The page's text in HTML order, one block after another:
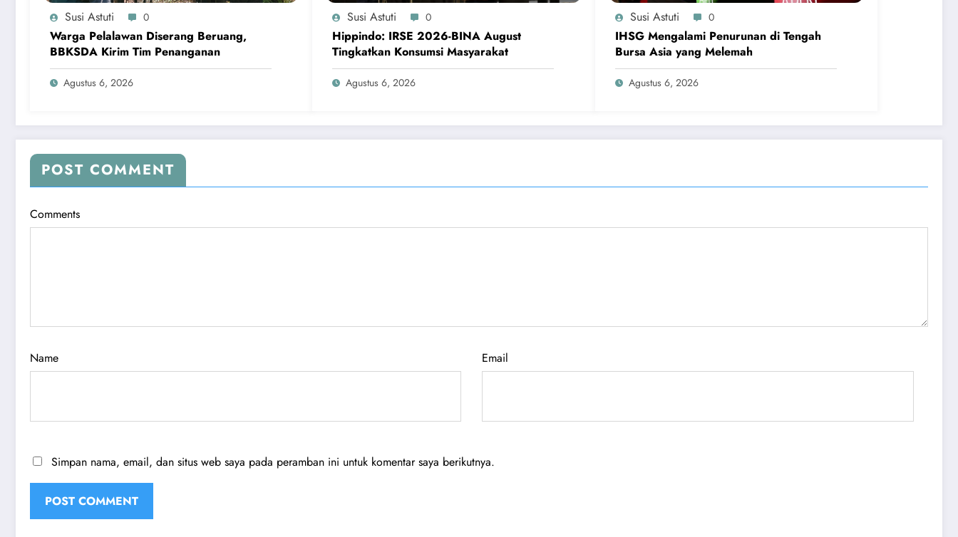
Susi Astuti 0
Warga Pelalawan Diserang Beruang,
BBKSDA Kirim Tim Penanganan
Agustus 6, 2026
Susi Astuti 0
Hippindo: IRSE 2026-BINA August
Tingkatkan Konsumsi Masyarakat
Agustus 6, 2026
Susi Astuti 0
IHSG Mengalami Penurunan di Tengah
Bursa Asia yang Melemah
Agustus 6, 2026
POST COMMENT
Comments
Name Email
Simpan nama, email, dan situs web saya pada peramban ini untuk komentar saya berikutnya.